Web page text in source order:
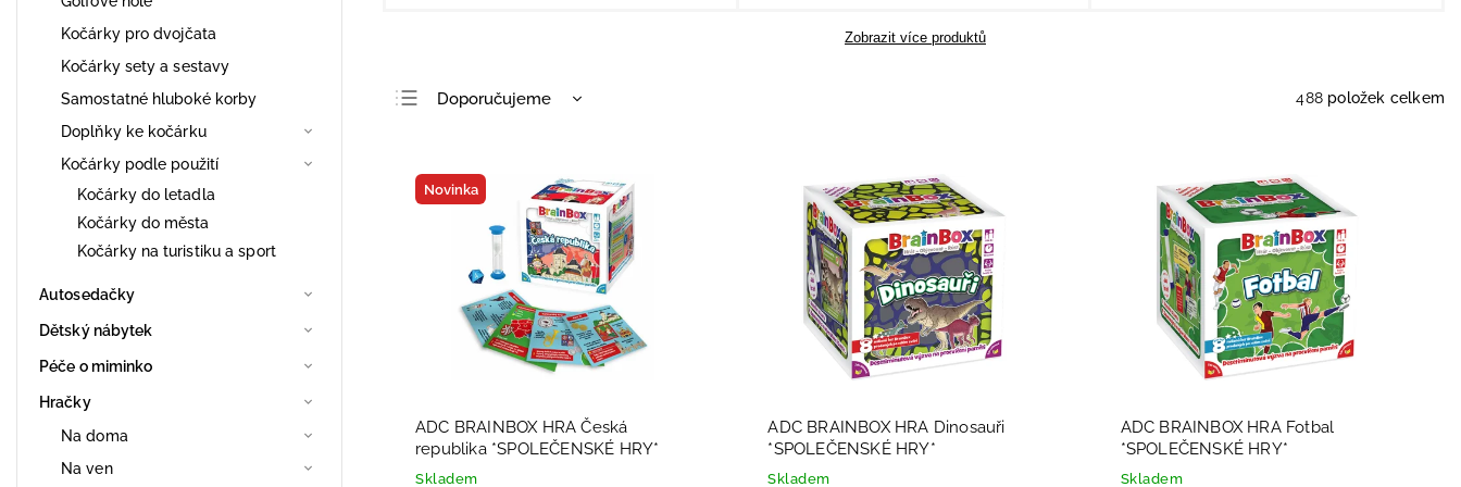
Kočárky pro dvojčata
Kočárky sety a sestavy
Samostatné hluboké korby
Doplňky ke kočárku
Kočárky podle použití
Kočárky do letadla
Kočárky do města
Kočárky na turistiku a sport
Autosedačky
Dětský nábytek
Péče o miminko
Hračky
Na doma
Na ven
Zobrazit více produktů
Doporučujeme
Nejprodávanější
Abecedně
488 položek celkem
Novinka
ADC BRAINBOX HRA Česká
republika *SPOLEČENSKÉ HRY*
Skladem
ADC BRAINBOX HRA Dinosauři
*SPOLEČENSKÉ HRY*
Skladem
ADC BRAINBOX HRA Fotbal
*SPOLEČENSKÉ HRY*
Skladem